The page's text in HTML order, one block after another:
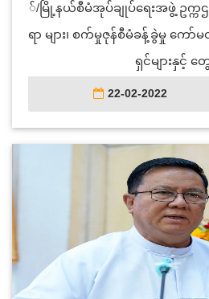
/မြို့နယ်စီမံအုပ်ချုပ်ရေးအဖွဲ့ ဥက္ကဌ
ရာ များ၊ စက်မှုဇုန်စီမံခန့်ခွဲမှု ကော်
ရှင်များနှင့်
22-02-2022